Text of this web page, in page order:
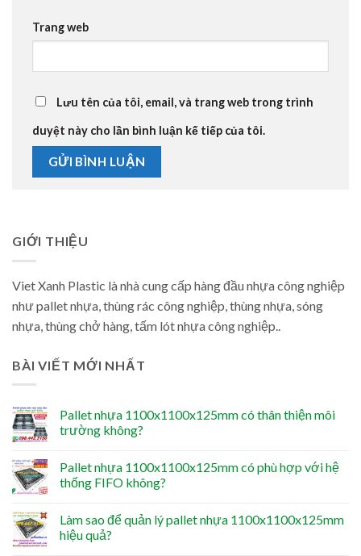
Trang web
Lưu tên của tôi, email, và trang web trong trình
duyệt này cho lần bình luận kế tiếp của tôi.
GIỚI THIỆU
Viet Xanh Plastic là nhà cung cấp hàng đầu nhựa công nghiệp
như pallet nhựa, thùng rác công nghiệp, thùng nhựa, sóng
nhựa, thùng chở hàng, tấm lót nhựa công nghiệp..
BÀI VIẾT MỚI NHẤT
Pallet nhựa 1100x1100x125mm có thân thiện môi
trường không?
Pallet nhựa 1100x1100x125mm có phù hợp với hệ
thống FIFO không?
Làm sao để quản lý pallet nhựa 1100x1100x125mm
hiệu quả?